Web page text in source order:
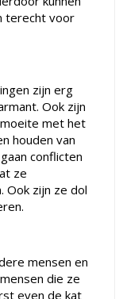
terecht voor
zijn erg
Ook zijn
met het
houden van
conflicten
ze
Ook zijn ze dol
mensen en
die ze
even de kat